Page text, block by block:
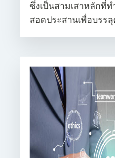
ซึ่งเป็นสามเสาหลักที่
สอดประสานเพื่อบรร